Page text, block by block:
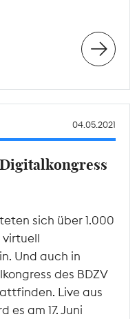
04.05.2021
sich über 1.000
virtuell
Und auch in
des BDZV
Live aus
es am 17. Juni